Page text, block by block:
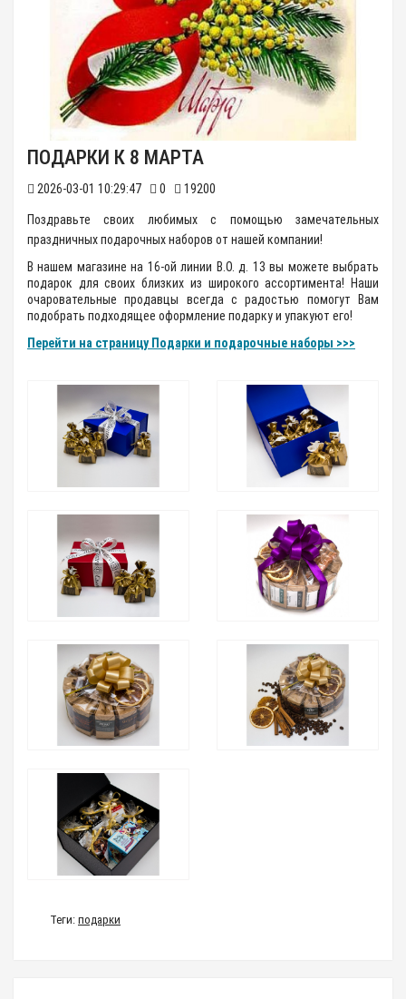
ПОДАРКИ К 8 МАРТА
2026-03-01 10:29:47 0 19200
Поздравьте своих любимых с помощью замечательных
праздничных подарочных наборов от нашей компании!
В нашем магазине на 16-ой линии В.О. д. 13 вы можете выбрать
подарок для своих близких из широкого ассортимента! Наши
очаровательные продавцы всегда с радостью помогут Вам
подобрать подходящее оформление подарку и упакуют его!
Перейти на страницу Подарки и подарочные наборы >>>
Теги: подарки